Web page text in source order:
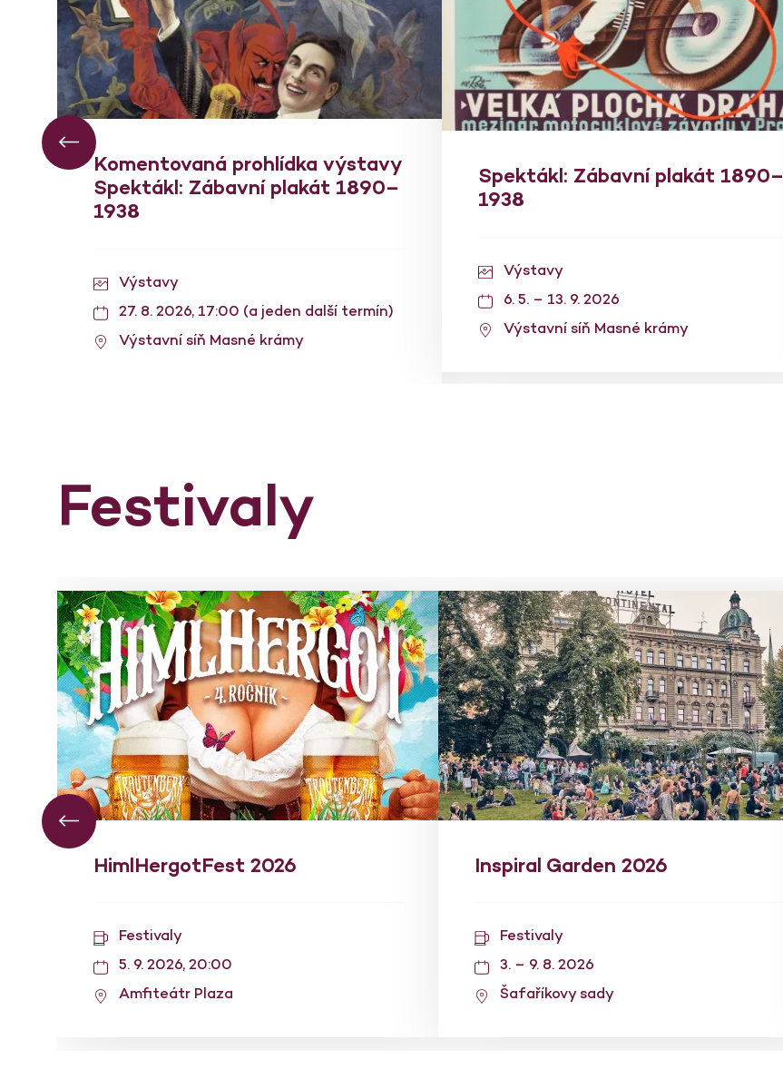
Komentovaná prohlídka výstavy
Spektákl: Zábavní plakát 1890–
1938
Výstavy
27. 8. 2026, 17:00 (a jeden další termín)
Výstavní síň Masné krámy
Spektákl: Zábavní plakát 1890–
1938
Výstavy
6. 5. – 13. 9. 2026
Výstavní síň Masné krámy
Festivaly
HimlHergotFest 2026
Festivaly
5. 9. 2026, 20:00
Amfiteátr Plaza
Inspiral Garden 2026
Festivaly
3. – 9. 8. 2026
Šafaříkovy sady